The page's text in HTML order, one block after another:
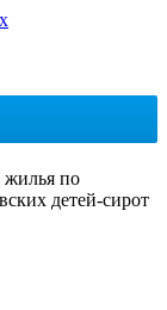
жилья по
детей-сирот